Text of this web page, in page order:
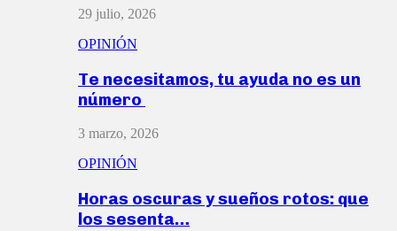
29 julio, 2026
OPINIÓN
Te necesitamos, tu ayuda no es un
número
3 marzo, 2026
OPINIÓN
Horas oscuras y sueños rotos: que
los sesenta…